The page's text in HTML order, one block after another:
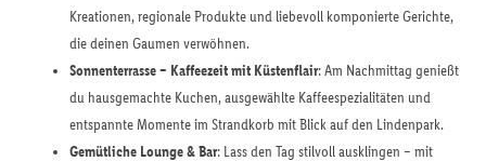
Kreationen, regionale Produkte und liebevoll komponierte Gerichte,
die deinen Gaumen verwöhnen.
Sonnenterrasse – Kaffeezeit mit Küstenflair: Am Nachmittag genießt
du hausgemachte Kuchen, ausgewählte Kaffeespezialitäten und
entspannte Momente im Strandkorb mit Blick auf den Lindenpark.
Gemütliche Lounge & Bar: Lass den Tag stilvoll ausklingen – mit